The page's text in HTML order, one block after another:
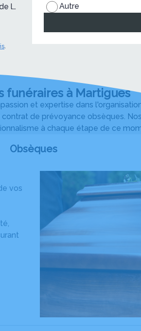
la
Agnès, ainsi que votre
.
Autre
funéraires à Martigues
et expertise dans
de prévoyance obsèques.
à chaque étape de ce
Obsèques
vos